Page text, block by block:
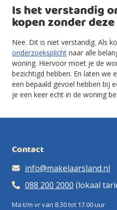
Is het verstandig
kopen zonder
Nee. Dit is niet verstandig. Als
onderzoeksplicht naar alle
woning. Hiervoor moet je de
bezichtigd hebben. En laten we
een bepaald gevoel hebben bij
je een keer echt in de woning
Contact
info@makelaarsland.nl
088 200 2000 (lokaal
Ma t/m vr van 8.30 tot 17.00 uur